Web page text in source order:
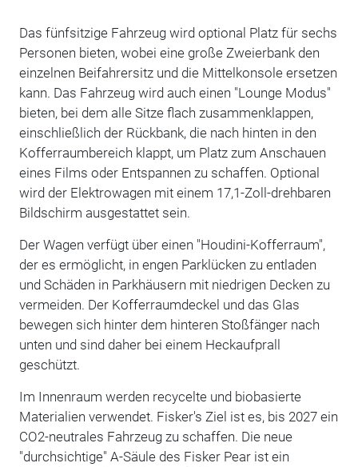
Das fünfsitzige Fahrzeug wird optional Platz für sechs
Personen bieten, wobei eine große Zweierbank den
einzelnen Beifahrersitz und die Mittelkonsole ersetzen
kann. Das Fahrzeug wird auch einen "Lounge Modus"
bieten, bei dem alle Sitze flach zusammenklappen,
einschließlich der Rückbank, die nach hinten in den
Kofferraumbereich klappt, um Platz zum Anschauen
eines Films oder Entspannen zu schaffen. Optional
wird der Elektrowagen mit einem 17,1-Zoll-drehbaren
Bildschirm ausgestattet sein.
Der Wagen verfügt über einen "Houdini-Kofferraum",
der es ermöglicht, in engen Parklücken zu entladen
und Schäden in Parkhäusern mit niedrigen Decken zu
vermeiden. Der Kofferraumdeckel und das Glas
bewegen sich hinter dem hinteren Stoßfänger nach
unten und sind daher bei einem Heckaufprall
geschützt.
Im Innenraum werden recycelte und biobasierte
Materialien verwendet. Fisker's Ziel ist es, bis 2027 ein
CO2-neutrales Fahrzeug zu schaffen. Die neue
"durchsichtige" A-Säule des Fisker Pear ist ein